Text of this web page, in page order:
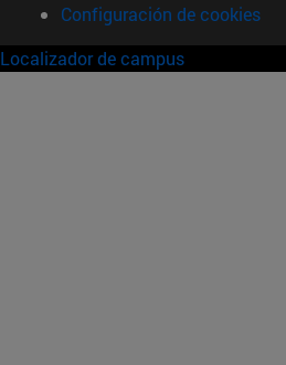
Configuración de cookies
Localizador de campus